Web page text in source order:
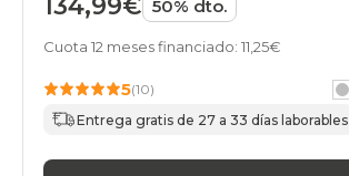
134,99€ 50% dto.
Cuota 12 meses financiado: 11,25€
5(10)
Entrega gratis de 27 a 33 días laborables